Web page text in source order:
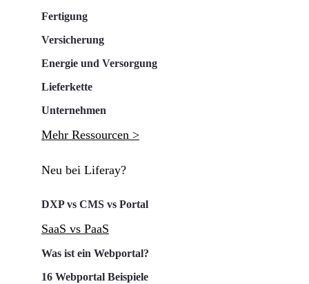
Fertigung
Versicherung
Energie und Versorgung
Lieferkette
Unternehmen
Mehr Ressourcen >
Neu bei Liferay?
DXP vs CMS vs Portal
SaaS vs PaaS
Was ist ein Webportal?
16 Webportal Beispiele